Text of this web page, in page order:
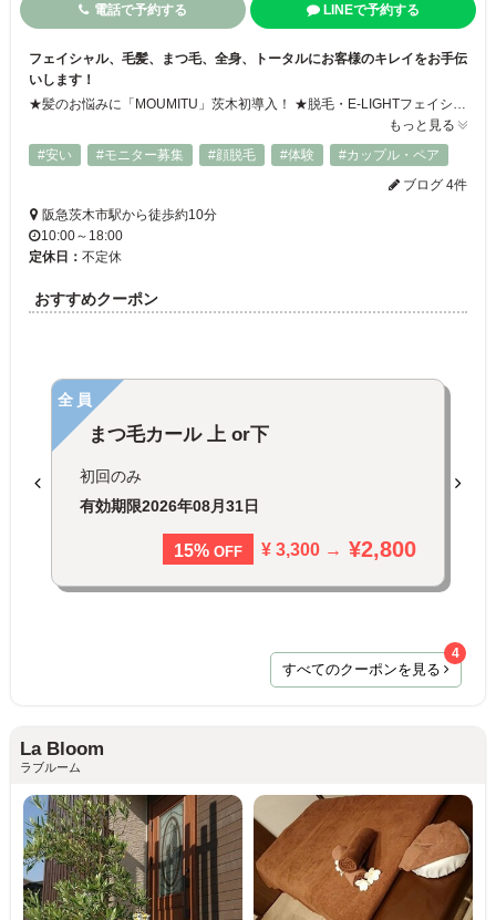
電話で予約する LINEで予約する
フェイシャル、毛髪、まつ毛、全身、トータルにお客様のキレイをお手伝
いします！
もっと見る
#安い
#モニター募集 #顔脱毛 #体験
#カップル・ペア
ブログ 4件
阪急茨木市駅から徒歩約10分
10:00～18:00
定休日： 不定休
おすすめクーポン
全員
まつ毛カール 上 or下
初回のみ
有効期限2026年08月31日
15% OFF ¥ 3,300 → ¥2,800
すべてのクーポンを見る
4
La Bloom
ラブルーム